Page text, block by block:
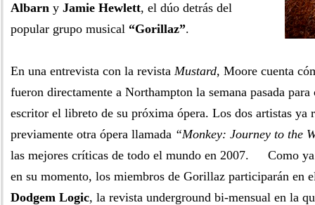
Albarn y Jamie Hewlett, el dúo detrás del
popular grupo musical “Gorillaz”.
En una entrevista con la revista Mustard, Moore cuenta
fueron directamente a Northampton la semana pasada
escritor el libreto de su próxima ópera. Los dos artistas ya
previamente otra ópera llamada “Monkey: Journey to the
las mejores críticas de todo el mundo en 2007. Como
en su momento, los miembros de Gorillaz participarán en
Dodgem Logic, la revista underground bi-mensual en la